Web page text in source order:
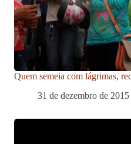
Quem semeia com lágrimas,
31 de dezembro de 2015